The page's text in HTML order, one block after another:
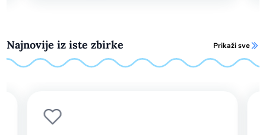
Najnovije iz iste zbirke Prikaži sve